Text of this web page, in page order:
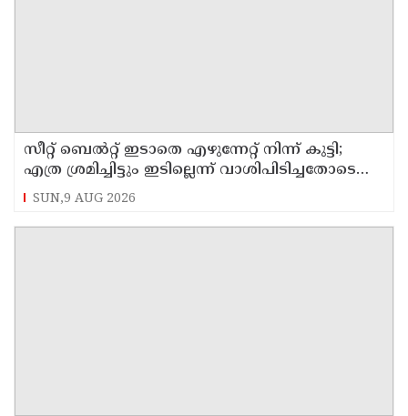
സീറ്റ് ബെല്‍റ്റ് ഇടാതെ എഴുന്നേറ്റ് നിന്ന് കുട്ടി;
എത്ര ശ്രമിച്ചിട്ടും ഇടില്ലെന്ന് വാശിപിടിച്ചതോടെ
വിമാനം റദ്ദാക്കി
SUN,9 AUG 2026